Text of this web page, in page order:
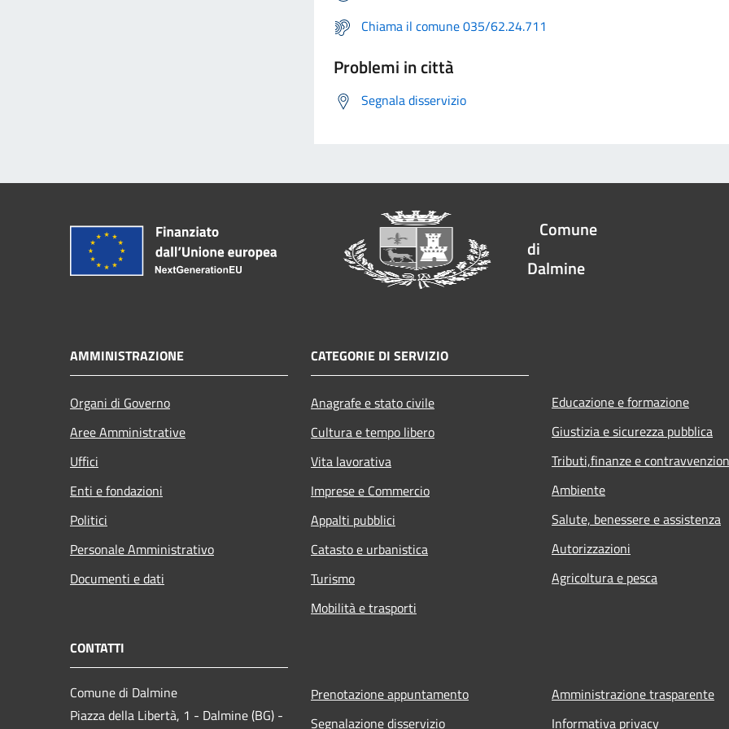
Chiama il comune 035/62.24.711
Problemi in città
Segnala disservizio
Comune
di
Dalmine
AMMINISTRAZIONE
Organi di Governo
Aree Amministrative
Uffici
Enti e fondazioni
Politici
Personale Amministrativo
Documenti e dati
CATEGORIE DI SERVIZIO
Anagrafe e stato civile
Cultura e tempo libero
Vita lavorativa
Imprese e Commercio
Appalti pubblici
Catasto e urbanistica
Turismo
Mobilità e trasporti
Educazione e formazione
Giustizia e sicurezza pubblica
Tributi,finanze e
Ambiente
Salute, benessere e assistenza
Autorizzazioni
Agricoltura e pesca
CONTATTI
Comune di Dalmine
Piazza della Libertà, 1 - Dalmine (BG) -
Prenotazione appuntamento
Segnalazione disservizio
Amministrazione trasparente
Informativa privacy